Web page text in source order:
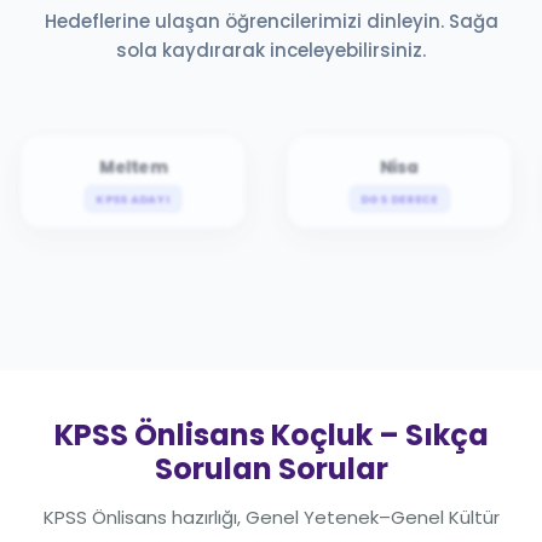
Hedeflerine ulaşan öğrencilerimizi dinleyin. Sağa
sola kaydırarak inceleyebilirsiniz.
Meltem
KPSS ADAYI
Nisa
DGS DERECE
KPSS Önlisans Koçluk – Sıkça
Sorulan Sorular
KPSS Önlisans hazırlığı, Genel Yetenek–Genel Kültür